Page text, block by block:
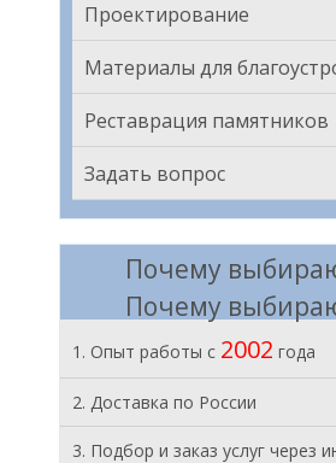
Проектирование
Материалы для
Реставрация памятников
Задать вопрос
Почему
Почему
1. Опыт работы с 2002 года
2. Доставка по России
3. Подбор и заказ услуг через